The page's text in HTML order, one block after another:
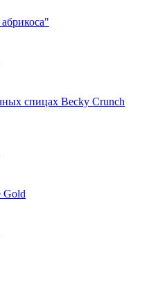
спицах Becky Crunch
Gold